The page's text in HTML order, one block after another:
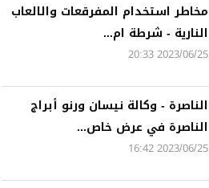
مخاطر استخدام المفرقعات والالعاب
النارية - شرطة ام...
2023/06/25 20:33
الناصرة - وكالة نيسان ورنو أبراج
الناصرة في عرض خاص...
2023/06/25 16:42